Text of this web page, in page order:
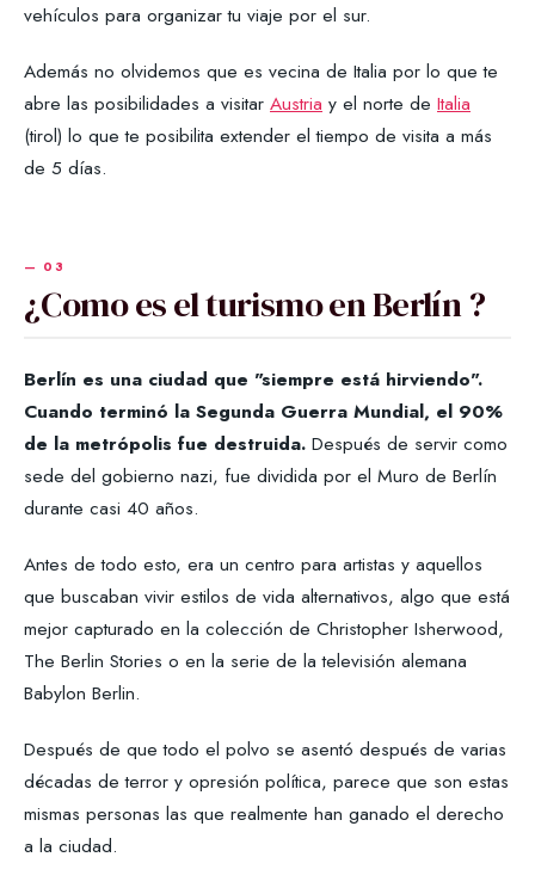
vehículos para organizar tu viaje por el sur.
Además no olvidemos que es vecina de Italia por lo que te
abre las posibilidades a visitar Austria y el norte de Italia
(tirol) lo que te posibilita extender el tiempo de visita a más
de 5 días.
¿Como es el turismo en Berlín ?
Berlín es una ciudad que "siempre está hirviendo".
Cuando terminó la Segunda Guerra Mundial, el 90%
de la metrópolis fue destruida. Después de servir como
sede del gobierno nazi, fue dividida por el Muro de Berlín
durante casi 40 años.
Antes de todo esto, era un centro para artistas y aquellos
que buscaban vivir estilos de vida alternativos, algo que está
mejor capturado en la colección de Christopher Isherwood,
The Berlin Stories o en la serie de la televisión alemana
Babylon Berlin.
Después de que todo el polvo se asentó después de varias
décadas de terror y opresión política, parece que son estas
mismas personas las que realmente han ganado el derecho
a la ciudad.